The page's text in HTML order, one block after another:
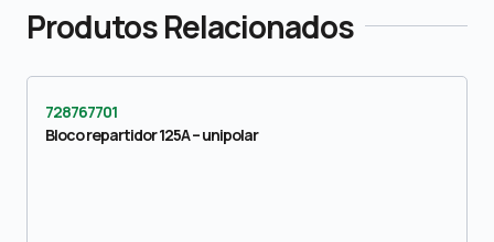
Produtos Relacionados
728767701
Bloco repartidor 125A – unipolar